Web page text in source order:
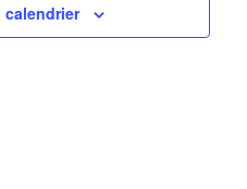
calendrier